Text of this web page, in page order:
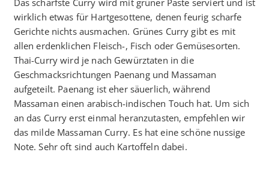
Das schärfste Curry wird mit grüner Paste serviert und ist
wirklich etwas für Hartgesottene, denen feurig scharfe
Gerichte nichts ausmachen. Grünes Curry gibt es mit
allen erdenklichen Fleisch-, Fisch oder Gemüsesorten.
Thai-Curry wird je nach Gewürztaten in die
Geschmacksrichtungen Paenang und Massaman
aufgeteilt. Paenang ist eher säuerlich, während
Massaman einen arabisch-indischen Touch hat. Um sich
an das Curry erst einmal heranzutasten, empfehlen wir
das milde Massaman Curry. Es hat eine schöne nussige
Note. Sehr oft sind auch Kartoffeln dabei.